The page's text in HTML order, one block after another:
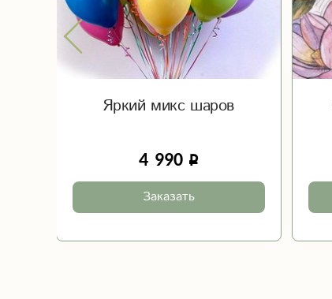
Яркий микс шаров
4 990
Заказать